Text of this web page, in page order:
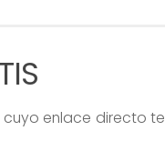
enlace directo te